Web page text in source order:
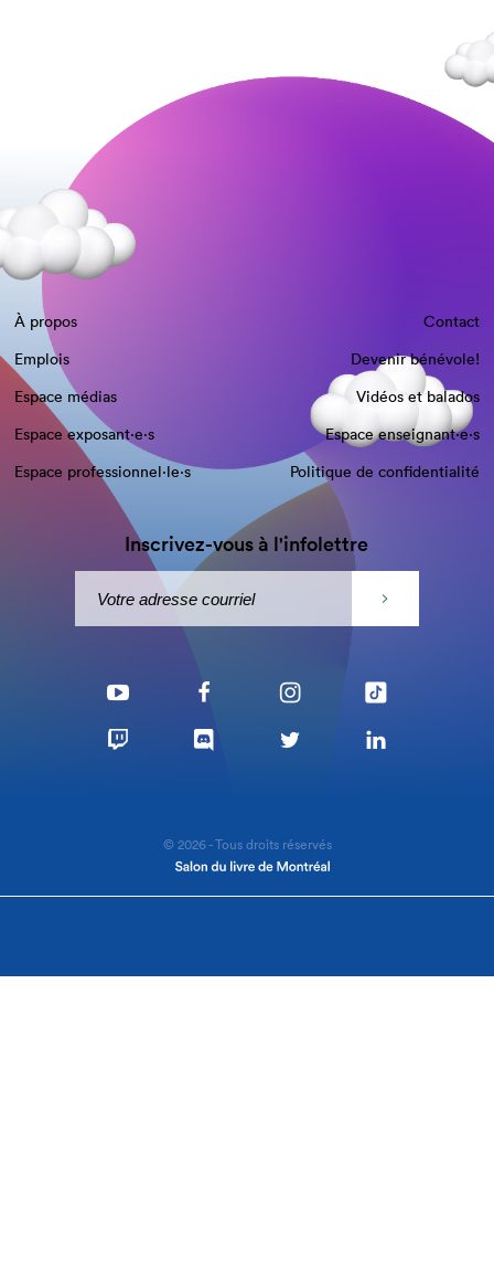
À propos
Contact
Emplois
Devenir bénévole!
Espace médias
Vidéos et balados
Espace exposant·e⋅s
Espace enseignant·e⋅s
Espace professionnel·le⋅s
Politique de confidentialité
Inscrivez-vous à l'infolettre
© 2026 - Tous droits réservés